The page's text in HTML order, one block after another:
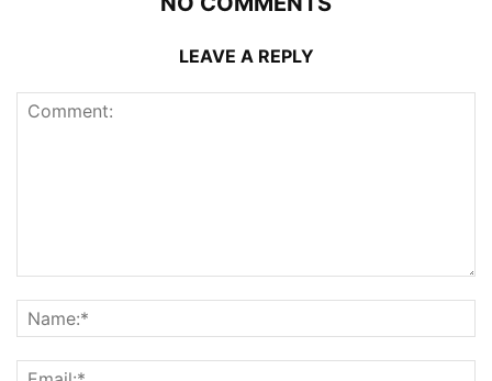
LEAVE A REPLY